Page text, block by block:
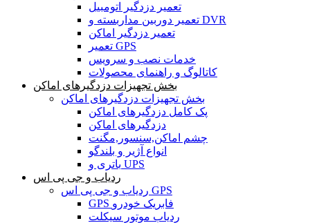
تعمیر دزدگیر اتومبیل
تعمیر دوربین مداربسته و DVR
تعمیر دزدگیر اماکن
تعمیر GPS
خدمات نصب و سرویس
کاتالوگ و راهنمای محصولات
بخش تجهیزات دزدگیرهای اماکن
بخش تجهیزات دزدگیرهای اماکن
پک کامل دزدگیرهای اماکن
دزدگیرهای اماکن
چشم اماکن,سنسور,مگنت
انواع آژیر و بلندگو
باتری و UPS
ردیاب و جی پی اس
ردیاب و جی پی اس GPS
GPS فابریک خودرو
ردیاب موتور سیکلت